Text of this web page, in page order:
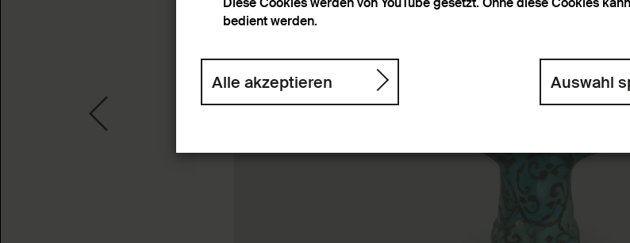
Diese Cookies werden von YouTube gesetzt. Ohne diese Cookies
bedient werden.
Alle akzeptieren Auswahl